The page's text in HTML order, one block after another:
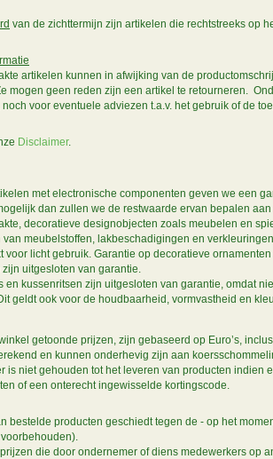
van de zichttermijn zijn artikelen die rechtstreeks op
artikelen kunnen in afwijking van de
mogen geen reden zijn een artikel te retourneren.
voor eventuele adviezen t.a.v. het gebruik of de
Disclaimer.
met electronische componenten geven we een
dan zullen we de restwaarde ervan bepalen
decoratieve designobjecten zoals meubelen en
van meubelstoffen, lakbeschadigingen en
voor licht gebruik. Garantie op decoratieve
uitgesloten van garantie.
en kussenritsen zijn uitgesloten van garantie, omdat
geldt ook voor de houdbaarheid, vormvastheid en
getoonde prijzen, zijn gebaseerd op Euro’s,
en kunnen onderhevig zijn aan
is niet gehouden tot het leveren van producten
of een onterecht ingewisselde kortingscode.
bestelde producten geschiedt tegen de - op het
die door ondernemer of diens medewerkers op